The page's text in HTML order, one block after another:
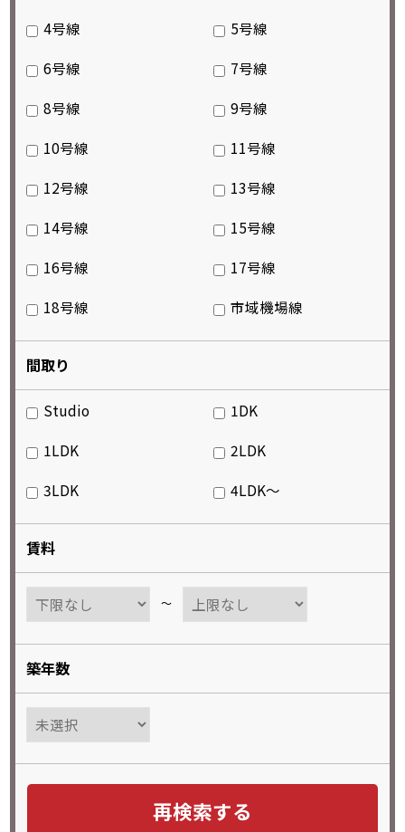
4号線
5号線
6号線
7号線
8号線
9号線
10号線
11号線
12号線
13号線
14号線
15号線
16号線
17号線
18号線
市域機場線
間取り
Studio
1DK
1LDK
2LDK
3LDK
4LDK～
賃料
〜
築年数